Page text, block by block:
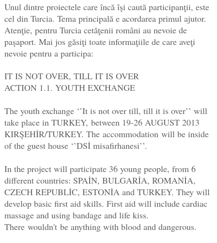
Unul dintre proiectele care încă îşi caută participanţii, este
cel din Turcia. Tema principală e acordarea primul ajutor.
Atenţie, pentru Turcia cetăţenii români au nevoie de
paşaport. Mai jos găsiţi toate informaţiile de care aveţi
nevoie pentru a participa:
IT IS NOT OVER, TILL IT IS OVER
ACTION 1.1. YOUTH EXCHANGE
The youth exchange ‘’It is not over till, till it is over’’ will
take place in TURKEY, between 19-26 AUGUST 2013
KIRŞEHİR/TURKEY. The accommodation will be inside
of the guest house ‘’DSİ misafirhanesi’’.
In the project will participate 36 young people, from 6
different countries: SPAİN, BULGARİA, ROMANİA,
CZECH REPUBLİC, ESTONİA and TURKEY. They will
develop basic first aid skills. First aid will include cardiac
massage and using bandage and life kiss.
There wouldn't be anything with blood and dangerous.